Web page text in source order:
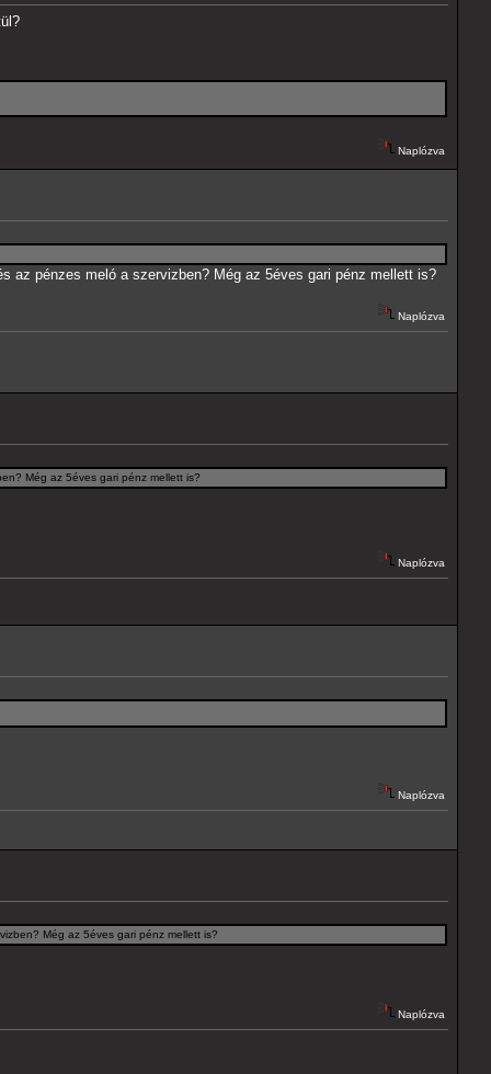
Naplózva
az pénzes meló a szervizben? Még az 5éves gari pénz mellett is?
Naplózva
Még az 5éves gari pénz mellett is?
Naplózva
Naplózva
Még az 5éves gari pénz mellett is?
Naplózva